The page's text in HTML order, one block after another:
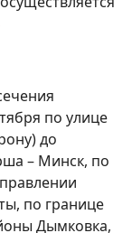
по улице
до
– Минск, по
по границе
Дымковка,